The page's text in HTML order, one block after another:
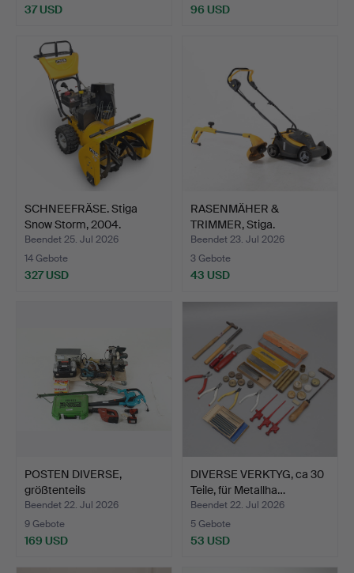
37 USD 96 USD
SCHNEEFRÄSE. Stiga
Snow Storm, 2004.
Beendet 25. Jul 2026
14 Gebote
327 USD
RASENMÄHER &
TRIMMER, Stiga.
Beendet 23. Jul 2026
3 Gebote
43 USD
POSTEN DIVERSE,
größtenteils
Handmaschinen…
Beendet 22. Jul 2026
9 Gebote
169 USD
DIVERSE VERKTYG, ca 30
Teile, für Metallha…
Beendet 22. Jul 2026
5 Gebote
53 USD